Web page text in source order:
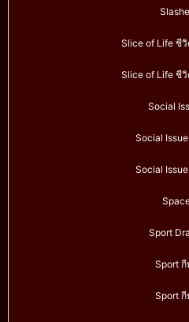
Slice of Life ชี
Slice of Life ชี
Social
Social
Social
Sport
Sport กี
Sport กี